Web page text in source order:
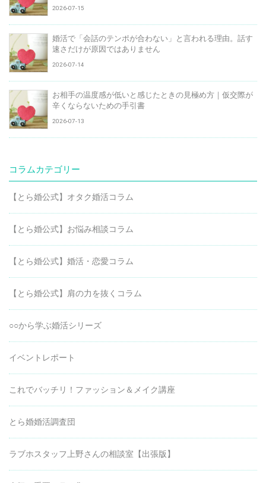
2026-07-15
婚活で「会話のテンポが合わない」と言われる理由。話す
速さだけが原因ではありません
2026-07-14
お相手の温度感が低いと感じたときの見極め方｜仮交際が
辛くならないための手引書
2026-07-13
コラムカテゴリー
【とら婚公式】オタク婚活コラム
【とら婚公式】お悩み相談コラム
【とら婚公式】婚活・恋愛コラム
【とら婚公式】肩の力を抜くコラム
○○から学ぶ婚活シリーズ
イベントレポート
これでバッチリ！ファッション＆メイク講座
とら婚婚活調査団
ラブホスタッフ上野さんの相談室【出張版】